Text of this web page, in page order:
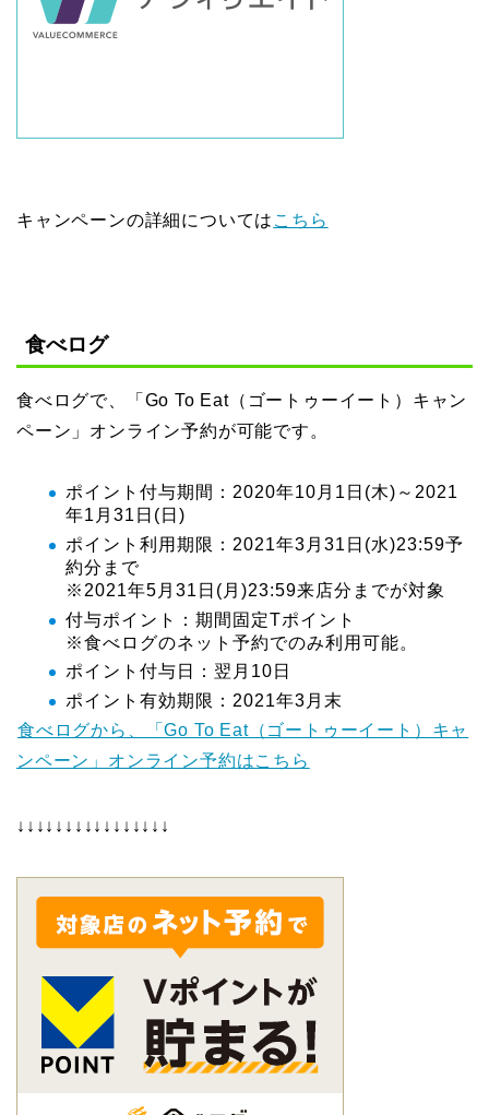
キャンペーンの詳細については こちら
食べログ
食べログで、「Go To Eat（ゴートゥーイート）キャン
ペーン」オンライン予約が可能です。
ポイント付与期間：2020年10月1日(木)～2021
年1月31日(日)
ポイント利用期限：2021年3月31日(水)23:59予
約分まで
※2021年5月31日(月)23:59来店分までが対象
付与ポイント：期間固定Tポイント
※食べログのネット予約でのみ利用可能。
ポイント付与日：翌月10日
ポイント有効期限：2021年3月末
食べログから、「Go To Eat（ゴートゥーイート）キャ
ンペーン」オンライン予約はこちら
↓↓↓↓↓↓↓↓↓↓↓↓↓↓↓↓